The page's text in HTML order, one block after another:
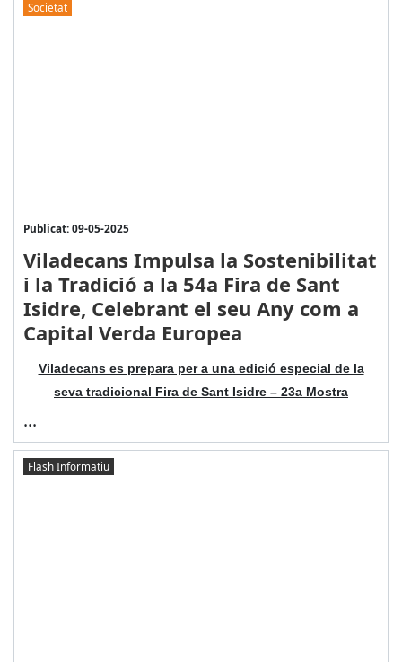
Societat
Publicat: 09-05-2025
Viladecans Impulsa la Sostenibilitat
i la Tradició a la 54a Fira de Sant
Isidre, Celebrant el seu Any com a
Capital Verda Europea
Viladecans es prepara per a una edició especial de la
seva tradicional Fira de Sant Isidre – 23a Mostra
...
Flash Informatiu